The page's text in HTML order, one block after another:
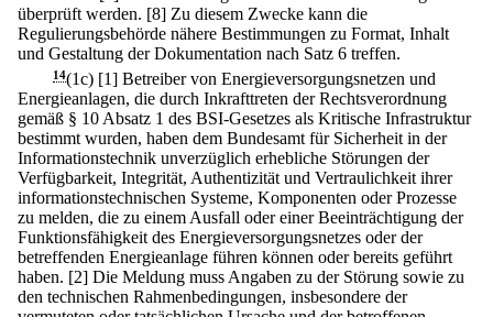
überprüft werden. [8] Zu diesem Zwecke kann die
Regulierungsbehörde nähere Bestimmungen zu Format, Inhalt
und Gestaltung der Dokumentation nach Satz 6 treffen.
14(1c) [1] Betreiber von Energieversorgungsnetzen und
Energieanlagen, die durch Inkrafttreten der Rechtsverordnung
gemäß § 10 Absatz 1 des BSI-Gesetzes als Kritische Infrastruktur
bestimmt wurden, haben dem Bundesamt für Sicherheit in der
Informationstechnik unverzüglich erhebliche Störungen der
Verfügbarkeit, Integrität, Authentizität und Vertraulichkeit ihrer
informationstechnischen Systeme, Komponenten oder Prozesse
zu melden, die zu einem Ausfall oder einer Beeinträchtigung der
Funktionsfähigkeit des Energieversorgungsnetzes oder der
betreffenden Energieanlage führen können oder bereits geführt
haben. [2] Die Meldung muss Angaben zu der Störung sowie zu
den technischen Rahmenbedingungen, insbesondere der